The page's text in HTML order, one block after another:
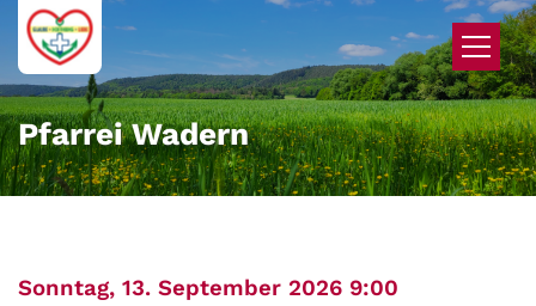
Zum Inhalt springen
Pfarrei Wadern
Sonntag, 13. September 2026 9:00